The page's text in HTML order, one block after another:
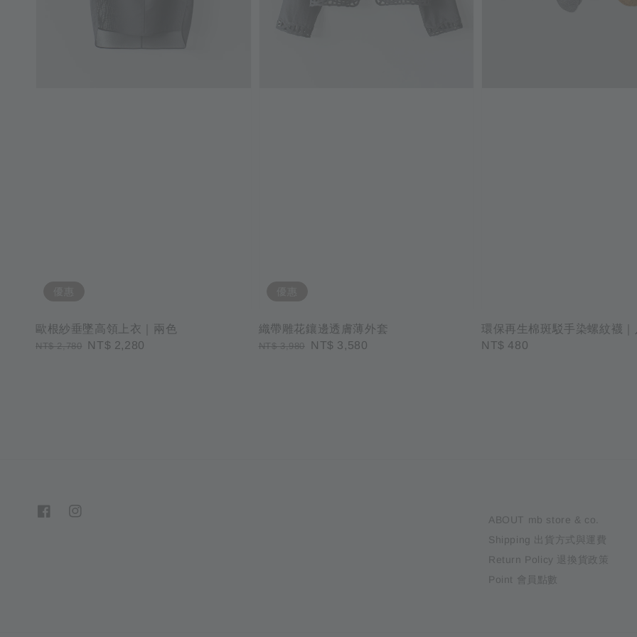
歐根紗垂墜高領上衣｜兩色
Regular
NT$ 2,780
Sale
NT$ 2,280
織帶雕花鑲邊透膚薄外套
Regular
NT$ 3,980
Sale
NT$ 3,580
環保再生棉斑駁手染螺紋襪
Regular
NT$ 480
ABOUT mb store & co.
Shipping 出貨方式與運費
Return Policy 退換貨政策
Point 會員點數